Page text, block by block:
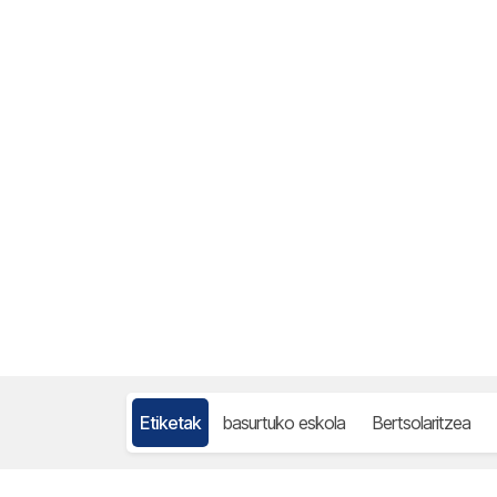
Etiketak basurtuko eskola Bertsolaritzea